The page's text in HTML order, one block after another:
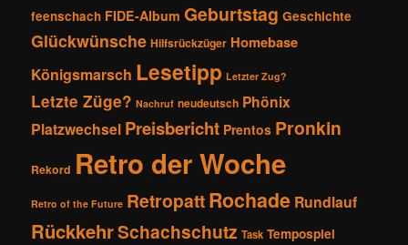
feenschach FIDE-Album Geburtstag Geschichte
Glückwünsche Hilfsrückzüger Homebase
Königsmarsch Lesetipp Letzter Zug?
Letzte Züge? Nachruf neudeutsch Phönix
Platzwechsel Preisbericht Prentos Pronkin
Rekord Retro der Woche
Retro of the Future RetropattRochade Rundlauf
RückkehrSchachschutz Task Tempospiel